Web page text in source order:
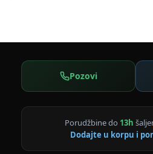
Pozovi
Porudžbine do 13h
Dodajte u korpu i